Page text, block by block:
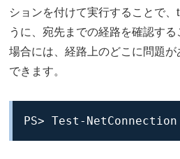
ションを付けて実行することで、
うに、宛先までの経路を確認す
場合には、経路上のどこに問題
できます。
PS> Test-